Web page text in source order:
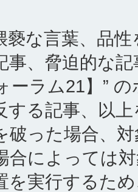
褻な言葉、品
事、脅迫的な
ーラム21】”
する記事、以
破った場合、
合によっては
を実行するた